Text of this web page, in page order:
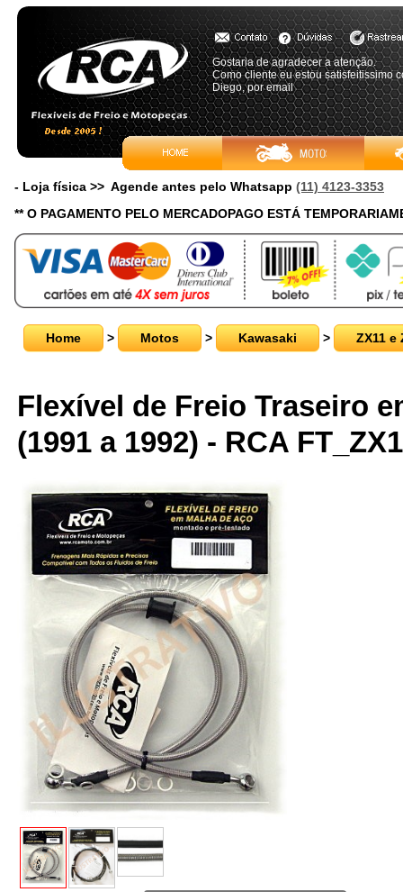
Gostaria de agradecer a atenção.
Como cliente eu estou satisfeitissimo
Diego, por email
- Loja física >> Agende antes pelo Whatsapp (11) 4123-3353
** O PAGAMENTO PELO MERCADOPAGO ESTÁ
Home > Motos > Kawasaki > ZX11 e
Flexível de Freio Traseiro
(1991 a 1992) - RCA